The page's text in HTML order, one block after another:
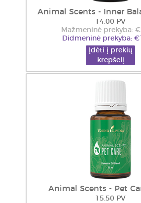
Animal Scents - Inner
14.00 PV
Mažmeninė prekyba:
Didmeninė prekyba:
Įdėti į prekių
krepšelį
Animal Scents - Pet
15.50 PV